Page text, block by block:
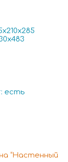
есть
“Настенный